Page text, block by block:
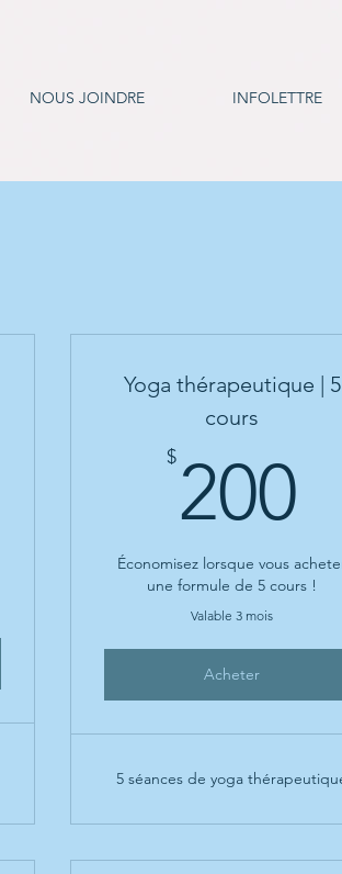
NOUS JOINDRE INFOLETTRE
Yoga thérapeutique | 5
cours
$ 200
Économisez lorsque vous
une formule de 5 cours !
Valable 3 mois
Acheter
5 séances de yoga